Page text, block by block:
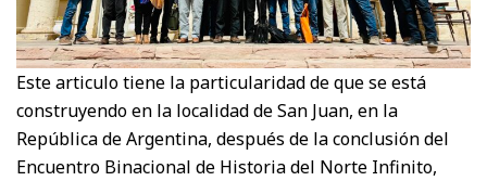
Este articulo tiene la particularidad de que se está
construyendo en la localidad de San Juan, en la
República de Argentina, después de la conclusión del
Encuentro Binacional de Historia del Norte Infinito,